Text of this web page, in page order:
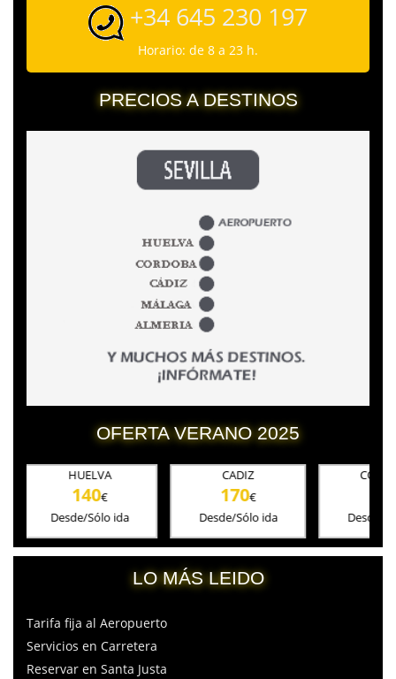
+34 645 230 197
Horario: de 8 a 23 h.
PRECIOS A DESTINOS
OFERTA VERANO 2025
HUELVA
€
Desde/Sólo ida
€
Desde/Sólo ida
CORDOBA
Desde/Sólo ida
LO MÁS LEIDO
Tarifa fija al Aeropuerto
Servicios en Carretera
Reservar en Santa Justa